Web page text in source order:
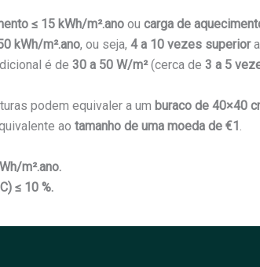
≤ 15 kWh/m².ano ou carga de
kWh/m².ano, ou seja, 4 a 10 vezes superior
é de 30 a 50 W/m²(cerca de 3 a 5
podem equivaler a um buraco de 40×40
ao tamanho de uma moeda de €1 .
m².ano.
≤ 10 %.